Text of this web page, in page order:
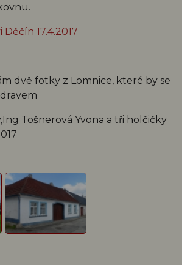
17.4.2017
dvě fotky z Lomnice, které by se
Tošnerová Yvona a tři holčičky